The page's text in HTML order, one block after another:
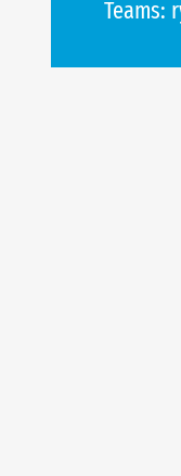
Teams: